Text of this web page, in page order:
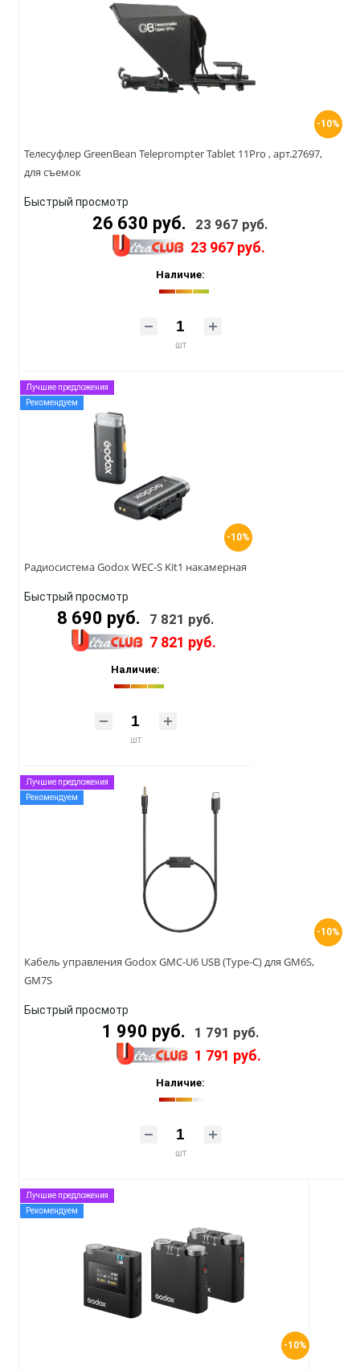
-10%
Телесуфлер GreenBean Teleprompter Tablet 11Pro , арт.27697,
для съемок
Быстрый просмотр
26 630 руб. 23 967 руб.
23 967 руб.
Наличие:
шт
-10%
Лучшие предложения
Рекомендуем
Радиосистема Godox WEC-S Kit1 накамерная
Быстрый просмотр
8 690 руб. 7 821 руб.
7 821 руб.
Наличие:
шт
-10%
Лучшие предложения
Рекомендуем
Кабель управления Godox GMC-U6 USB (Type-C) для GM6S,
GM7S
Быстрый просмотр
1 990 руб. 1 791 руб.
1 791 руб.
Наличие:
шт
-10%
Лучшие предложения
Рекомендуем